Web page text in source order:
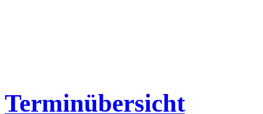
Terminübersicht